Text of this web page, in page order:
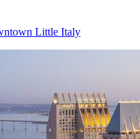
Little Italy